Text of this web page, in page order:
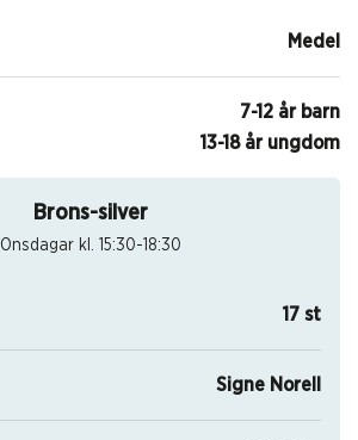
Medel
7-12 år barn
13-18 år ungdom
Brons-silver
Onsdagar kl. 15:30-18:30
17 st
Signe Norell